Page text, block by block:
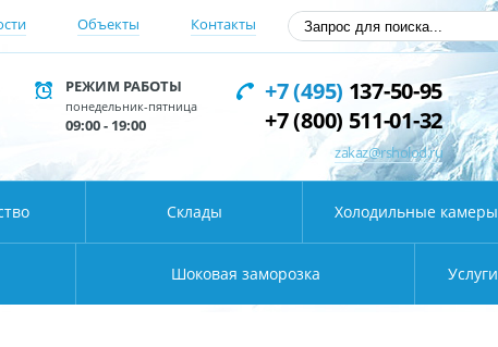
Объекты Контакты
РЕЖИМ РАБОТЫ
понедельник-пятница
09:00 - 19:00
+7 (495) 137-50-95
+7 (800) 511-01-32
zakaz@rsholod.ru
Склады Холодильные камеры
Шоковая заморозка Услуги